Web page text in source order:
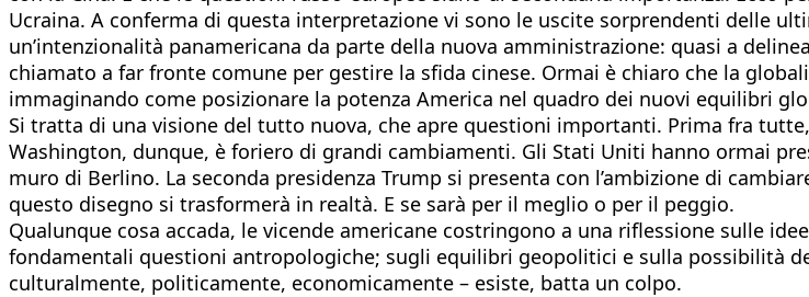
Ucraina. A conferma di questa interpretazione vi sono le uscite sorprendenti delle
un’intenzionalità panamericana da parte della nuova amministrazione: quasi a
chiamato a far fronte comune per gestire la sfida cinese. Ormai è chiaro che la
immaginando come posizionare la potenza America nel quadro dei nuovi equilibri
Si tratta di una visione del tutto nuova, che apre questioni importanti. Prima fra
Washington, dunque, è foriero di grandi cambiamenti. Gli Stati Uniti hanno ormai
muro di Berlino. La seconda presidenza Trump si presenta con l’ambizione di
questo disegno si trasformerà in realtà. E se sarà per il meglio o per il peggio.
Qualunque cosa accada, le vicende americane costringono a una riflessione sulle
fondamentali questioni antropologiche; sugli equilibri geopolitici e sulla possibilità
culturalmente, politicamente, economicamente – esiste, batta un colpo.